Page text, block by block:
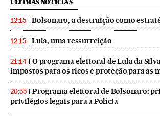
ÚLTIMAS NOTICIAS
12:15 Bolsonaro, a destruição como
12:15 Lula, uma ressurreição
21:14
O programa eleitoral de Lula da
impostos para os ricos e proteção para as
20:55
Programa eleitoral de Bolsonaro:
privilégios legais para a Polícia